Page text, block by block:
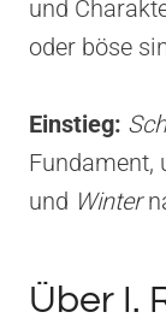
und
oder böse
Einstieg:
Fundament,
und Winter
Über I.